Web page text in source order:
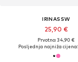
IRINASSW
25,90 €
Prvotno: 34,90 €
Posljednja najniža cijena: